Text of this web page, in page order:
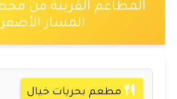
المطاعم القريبة من
المسار الأصفر
مطعم بحريات خيال